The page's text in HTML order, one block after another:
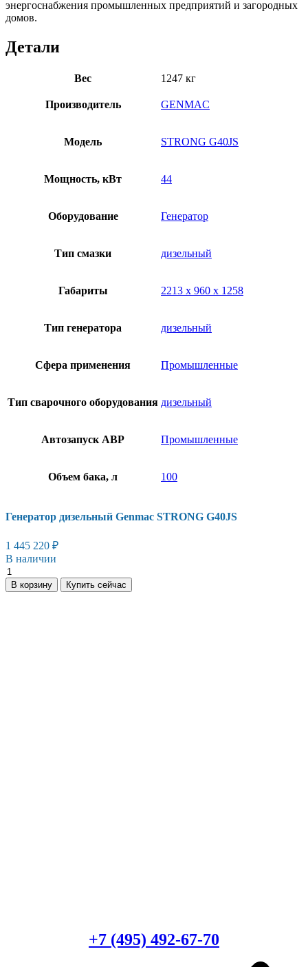
энергоснабжения промышленных предприятий и загородных
домов.
Детали
Вес 1247 кг
Производитель GENMAC
Модель STRONG G40JS
Мощность, кВт 44
Оборудование Генератор
Тип смазки дизельный
Габариты 2213 х 960 х 1258
Тип генератора дизельный
Сфера применения Промышленные
Тип сварочного оборудования дизельный
Автозапуск АВР Промышленные
Объем бака, л 100
Генератор дизельный Genmac STRONG G40JS
1 445 220 ₽
В наличии
Генератор
дизельный
Genmac
В корзину Купить сейчас
+7 (495) 492-67-70